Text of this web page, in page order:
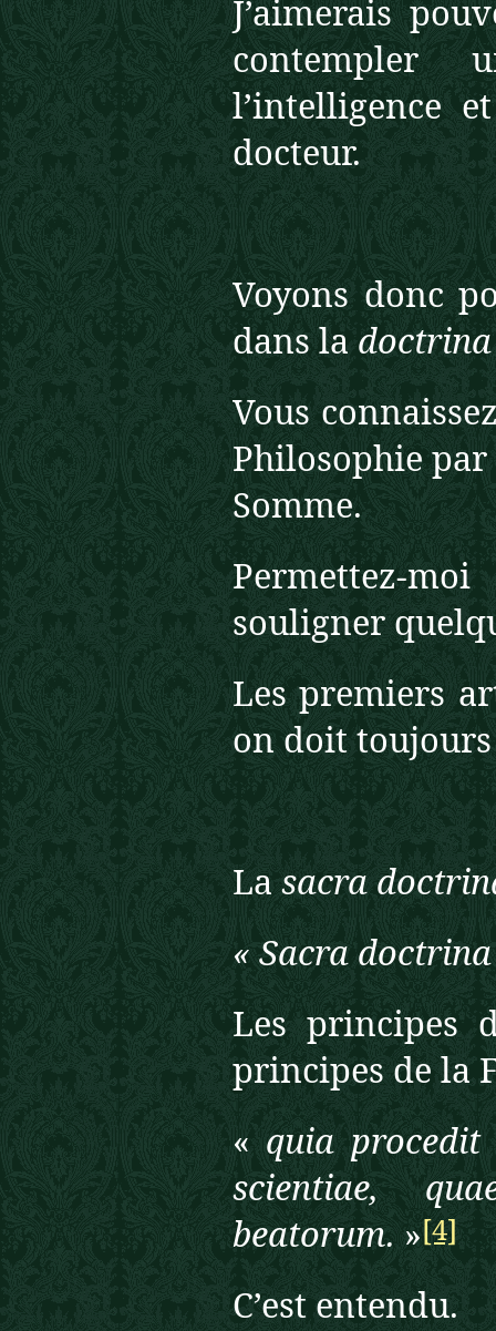
J’aimerais
l’intelligence
docteur.
Voyons donc
dans la
Vous
Philosophie
Somme.
Permettez-
souligner
Les premiers
on doit
La sacra
« Sacra
Les principes
principes de la
« quia
scientiae,
beatorum. »[4]
C’est entendu.